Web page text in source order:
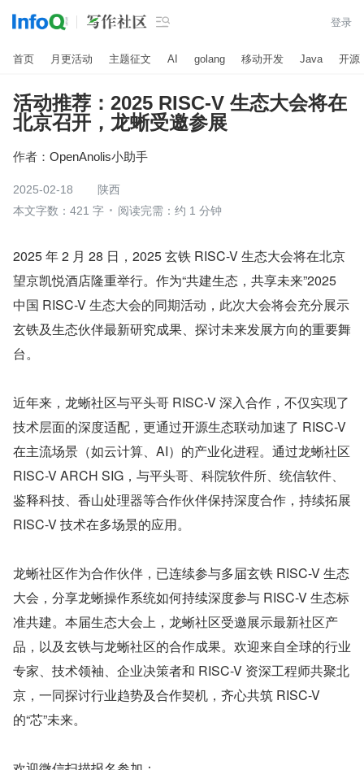
 登录
首页 月更活动 主题征文 AI golang 移动开发 Java 开源
活动推荐：2025 RISC-V 生态大会将在
北京召开，龙蜥受邀参展
作者： OpenAnolis小助手
2025-02-18
陕西
本文字数：421 字
阅读完需：约 1 分钟
2025 年 2 月 28 日，2025 玄铁 RISC-V 生态大会将在北京
望京凯悦酒店隆重举行。作为“共建生态，共享未来”2025
中国 RISC-V 生态大会的同期活动，此次大会将会充分展示
玄铁及生态伙伴最新研究成果、探讨未来发展方向的重要舞
台。
近年来，龙蜥社区与平头哥 RISC-V 深入合作，不仅实现了
技术层面的深度适配，更通过开源生态联动加速了 RISC-V
在主流场景（如云计算、AI）的产业化进程。通过龙蜥社区
RISC-V ARCH SIG，与平头哥、科院软件所、统信软件、
鉴释科技、香山处理器等合作伙伴保持深度合作，持续拓展
RISC-V 技术在多场景的应用。
龙蜥社区作为合作伙伴，已连续参与多届玄铁 RISC-V 生态
大会，分享龙蜥操作系统如何持续深度参与 RISC-V 生态标
准共建。本届生态大会上，龙蜥社区受邀展示最新社区产
品，以及玄铁与龙蜥社区的合作成果。欢迎来自全球的行业
专家、技术领袖、企业决策者和 RISC-V 资深工程师共聚北
京，一同探讨行业趋势及合作契机，齐心共筑 RISC-V
的“芯”未来。